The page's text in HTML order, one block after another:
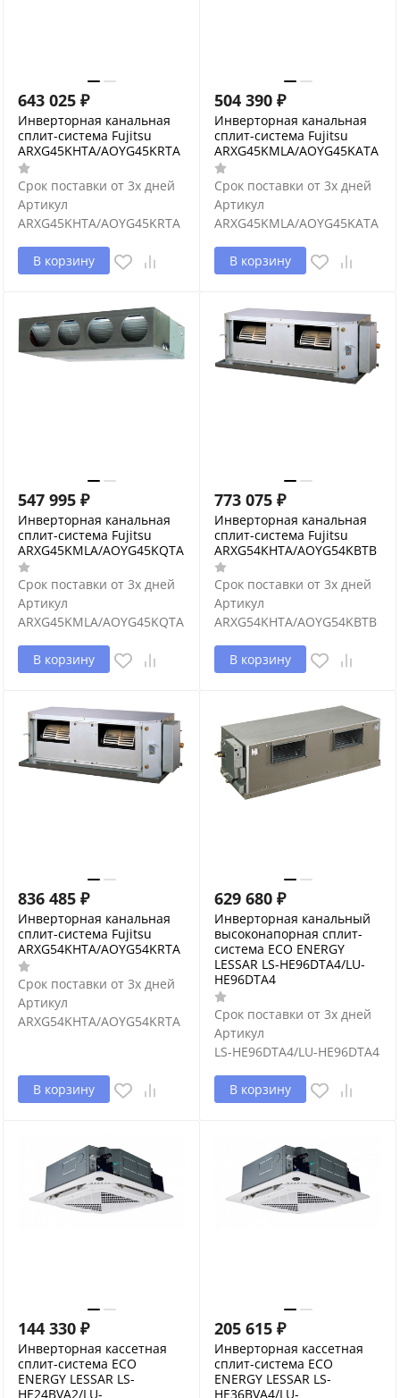
643 025 ₽
Инверторная канальная
сплит-система Fujitsu
ARXG45KHTA/AOYG45KRTA
Срок поставки от 3х дней
Артикул
ARXG45KHTA/AOYG45KRTA
В корзину
504 390 ₽
Инверторная канальная
сплит-система Fujitsu
ARXG45KMLA/AOYG45KATA
Срок поставки от 3х дней
Артикул
ARXG45KMLA/AOYG45KATA
В корзину
547 995 ₽
Инверторная канальная
сплит-система Fujitsu
ARXG45KMLA/AOYG45KQTA
Срок поставки от 3х дней
Артикул
ARXG45KMLA/AOYG45KQTA
В корзину
773 075 ₽
Инверторная канальная
сплит-система Fujitsu
ARXG54KHTA/AOYG54KBTB
Срок поставки от 3х дней
Артикул
ARXG54KHTA/AOYG54KBTB
В корзину
836 485 ₽
Инверторная канальная
сплит-система Fujitsu
ARXG54KHTA/AOYG54KRTA
Срок поставки от 3х дней
Артикул
ARXG54KHTA/AOYG54KRTA
В корзину
629 680 ₽
Инверторная канальный
высоконапорная сплит-
система ECO ENERGY
LESSAR LS-HE96DTA4/LU-
HE96DTA4
Срок поставки от 3х дней
Артикул
LS-HE96DTA4/LU-HE96DTA4
В корзину
144 330 ₽
Инверторная кассетная
сплит-система ECO
ENERGY LESSAR LS-
HE24BVA2/LU-
205 615 ₽
Инверторная кассетная
сплит-система ECO
ENERGY LESSAR LS-
HE36BVA4/LU-